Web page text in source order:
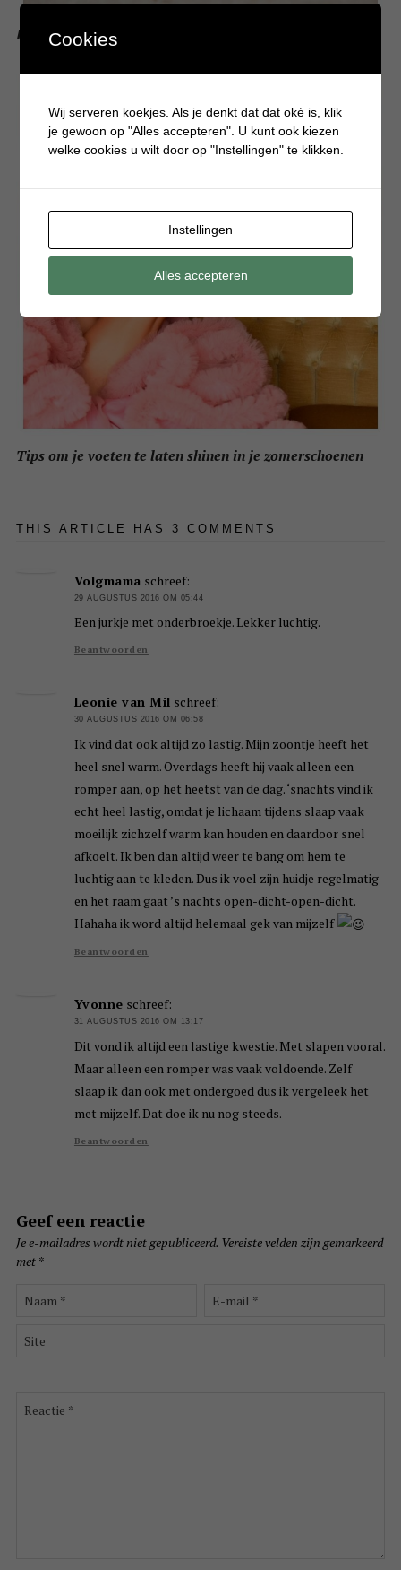
Dit zijn de musthaves babykleding voor jouw kleintje
Tips om je voeten te laten shinen in je zomerschoenen
THIS ARTICLE HAS 3 COMMENTS
Volgmama schreef:
29 AUGUSTUS 2016 OM 05:44
Een jurkje met onderbroekje. Lekker luchtig.
Beantwoorden
Leonie van Mil schreef:
30 AUGUSTUS 2016 OM 06:58
Ik vind dat ook altijd zo lastig. Mijn zoontje heeft het
heel snel warm. Overdags heeft hij vaak alleen een
romper aan, op het heetst van de dag. ‘snachts vind ik
echt heel lastig, omdat je lichaam tijdens slaap vaak
moeilijk zichzelf warm kan houden en daardoor snel
afkoelt. Ik ben dan altijd weer te bang om hem te
luchtig aan te kleden. Dus ik voel zijn huidje regelmatig
en het raam gaat ’s nachts open-dicht-open-dicht.
Hahaha ik word altijd helemaal gek van mijzelf
Beantwoorden
Yvonne schreef:
31 AUGUSTUS 2016 OM 13:17
Dit vond ik altijd een lastige kwestie. Met slapen vooral.
Maar alleen een romper was vaak voldoende. Zelf
slaap ik dan ook met ondergoed dus ik vergeleek het
met mijzelf. Dat doe ik nu nog steeds.
Beantwoorden
Geef een reactie
Je e-mailadres wordt niet gepubliceerd. Vereiste velden zijn gemarkeerd
met *
Cookies
Wij serveren koekjes. Als je denkt dat dat oké is, klik
je gewoon op "Alles accepteren". U kunt ook kiezen
welke cookies u wilt door op "Instellingen" te klikken.
Instellingen
Alles accepteren